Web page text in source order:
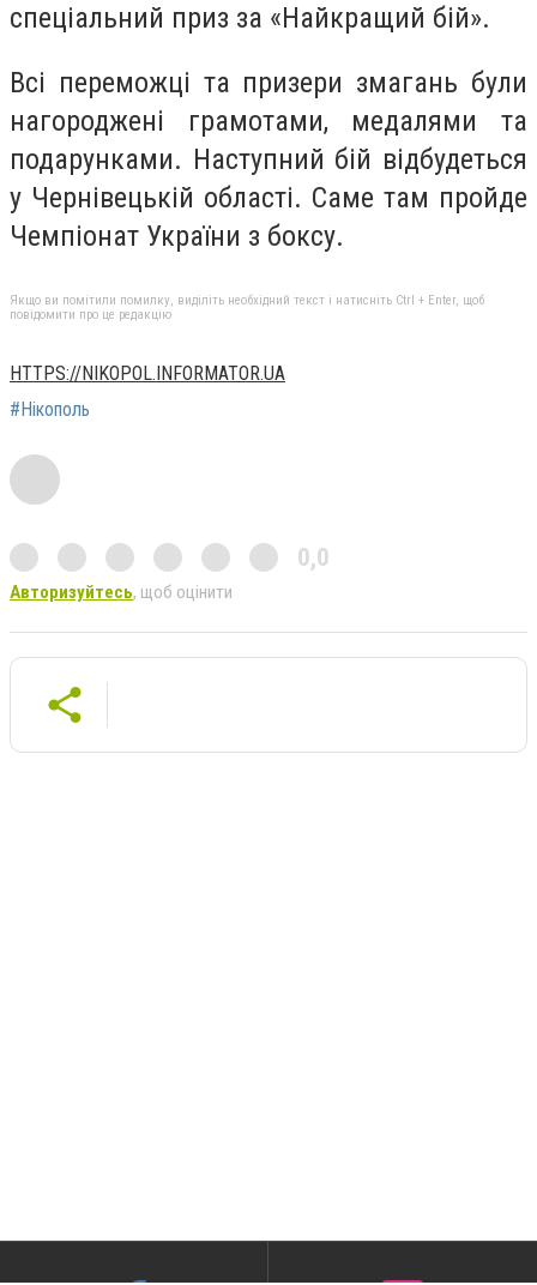
спеціальний приз за «Найкращий бій».
Всі переможці та призери змагань були
нагороджені грамотами, медалями та
подарунками. Наступний бій відбудеться
у Чернівецькій області. Саме там пройде
Чемпіонат України з боксу.
Якщо ви помітили помилку, виділіть необхідний текст і натисніть Ctrl + Enter, щоб
повідомити про це редакцію
HTTPS://NIKOPOL.INFORMATOR.UA
#Нікополь
0,0
Авторизуйтесь, щоб оцінити